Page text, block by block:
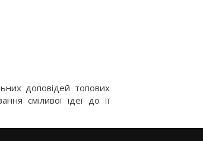
доповідей топових
сміливої ідеї до її